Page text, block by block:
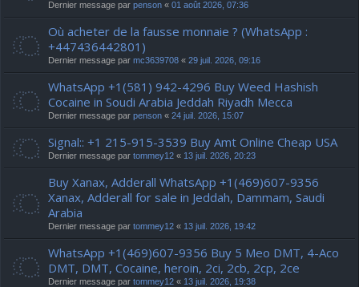
Dernier message par penson « 01 août 2026, 07:36
Où acheter de la fausse monnaie ? (WhatsApp :
+447436442801)
Dernier message par mc3639708 « 29 juil. 2026, 09:16
WhatsApp +1(581) 942-4296 Buy Weed Hashish
Cocaine in Soudi Arabia Jeddah Riyadh Mecca
Dernier message par penson « 24 juil. 2026, 15:07
Signal:: +1 215-915-3539 Buy Amt Online Cheap USA
Dernier message par tommey12 « 13 juil. 2026, 20:23
Buy Xanax, Adderall WhatsApp +1(469)607-9356
Xanax, Adderall for sale in Jeddah, Dammam, Saudi
Arabia
Dernier message par tommey12 « 13 juil. 2026, 19:42
WhatsApp +1(469)607-9356 Buy 5 Meo DMT, 4-Aco
DMT, DMT, Cocaine, heroin, 2ci, 2cb, 2cp, 2ce
Dernier message par tommey12 « 13 juil. 2026, 19:38